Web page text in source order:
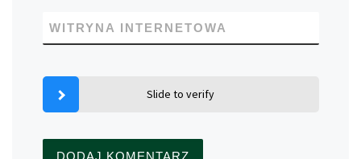
WITRYNA INTERNETOWA
Slide to verify